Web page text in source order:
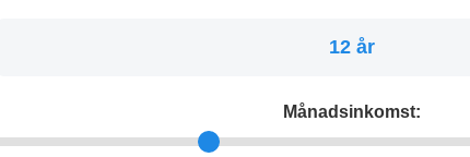
12 år
Månadsinkomst: